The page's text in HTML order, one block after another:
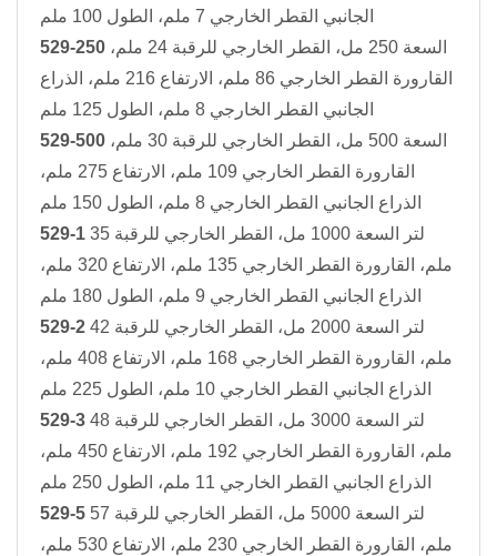
الجانبي القطر الخارجي 7 ملم، الطول 100 ملم
529-250
القارورة القطر الخارجي 86 ملم، الارتفاع 216 ملم، الذراع
الجانبي القطر الخارجي 8 ملم، الطول 125 ملم
529-500
القارورة القطر الخارجي 109 ملم، الارتفاع 275 ملم،
الذراع الجانبي القطر الخارجي 8 ملم، الطول 150 ملم
529-1 لتر السعة 1000 مل، القطر الخارجي للرقبة 35
ملم، القارورة القطر الخارجي 135 ملم، الارتفاع 320 ملم،
الذراع الجانبي القطر الخارجي 9 ملم، الطول 180 ملم
529-2
ملم، القارورة القطر الخارجي 168 ملم، الارتفاع 408 ملم،
الذراع الجانبي القطر الخارجي 10 ملم، الطول 225 ملم
529-3
ملم، القارورة القطر الخارجي 192 ملم، الارتفاع 450 ملم،
الذراع الجانبي القطر الخارجي 11 ملم، الطول 250 ملم
529-5
ملم، القارورة القطر الخارجي 230 ملم، الارتفاع 530 ملم،